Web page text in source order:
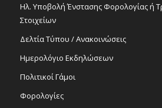
Ηλ. Υποβολή Ένστασης Φορολογίας ή
Στοιχείων
Δελτία Τύπου / Ανακοινώσεις
Ημερολόγιο Εκδηλώσεων
Πολιτικοί Γάμοι
Φορολογίες